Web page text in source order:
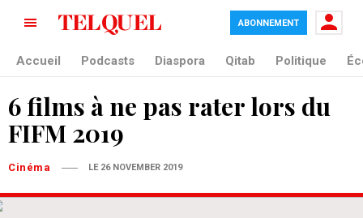
ABONNEMENT
Accueil Podcasts Diaspora Qitab Politique
6 films à ne pas rater lors du
FIFM 2019
Cinéma LE 26 NOVEMBER 2019